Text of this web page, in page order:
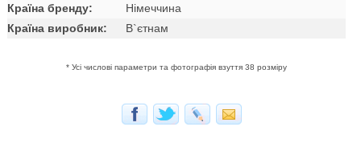
Країна бренду:
Німеччина
Країна виробник:
В`єтнам
* Усі числові параметри та фотографія взуття 38 розміру